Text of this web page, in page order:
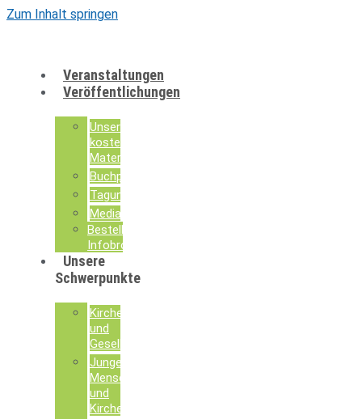
Zum Inhalt springen
Veranstaltungen
Veröffentlichungen
Unsere
kostenlosen
Materialien
Buchpublikationen
Tagungsdokumentationen
Mediathek
Bestellung
Infobroschüren
Unsere
Schwerpunkte
Kirche
und
Gesellschaft
Junge
Menschen
und
Kirche